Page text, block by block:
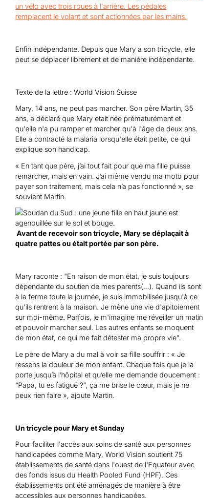
Enfin indépendante. Depuis que Mary a son tricycle, elle
peut se déplacer librement et de manière indépendante.
Texte de la lettre : World Vision Suisse
Mary, 14 ans, ne peut pas marcher. Son père Martin, 35
ans, a déclaré que Mary était née prématurément et
qu'elle n'a pu ramper et marcher qu'à l'âge de deux ans.
Elle a contracté la malaria lorsqu'elle était petite, ce qui
explique son handicap.
« En tant que père, j’ai tout fait pour que ma fille puisse
remarcher, mais en vain. J’ai même vendu ma moto pour
payer son traitement, mais cela n’a pas fonctionné », se
souvient Martin.
Avant de recevoir son tricycle, Mary se déplaçait à
quatre pattes ou était portée par son père.
Mary raconte : "En raison de mon état, je suis toujours
dépendante du soutien de mes parents(...). Quand ils sont
à la ferme toute la journée, je suis immobilisée jusqu'à ce
qu'ils rentrent à la maison. Je mène une vie d'apitoiement
sur moi-même. Parfois, je m'imagine me réveiller un matin
et pouvoir marcher seul. Les autres enfants se moquent
de mon état, ce qui me fait détester ma propre vie".
Le père de Mary a du mal à voir sa fille souffrir : « Je
ressens la douleur de mon enfant. Chaque fois que je la
porte jusqu’à l’hôpital et qu’elle me demande doucement :
“Papa, tu es fatigué ?”, ça me brise le cœur, mais je ne
peux rien faire », ajoute Martin.
Un tricycle pour Mary et Sunday
Pour faciliter l'accès aux soins de santé aux personnes
handicapées comme Mary, World Vision soutient 75
établissements de santé dans l'ouest de l'Equateur avec
des fonds issus du Health Pooled Fund (HPF). Ces
établissements ont été aménagés de manière à être
accessibles aux personnes handicapées.